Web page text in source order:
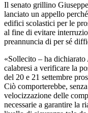
Il senato grillino
lanciato un appello
edifici scolastici per le
al fine di evitare
preannuncia di per sé
«Sollecito – ha
calabresi a verificare la
del 20 e 21 settembre
Ciò comporterebbe,
velocizzazione delle
necessarie a garantire la